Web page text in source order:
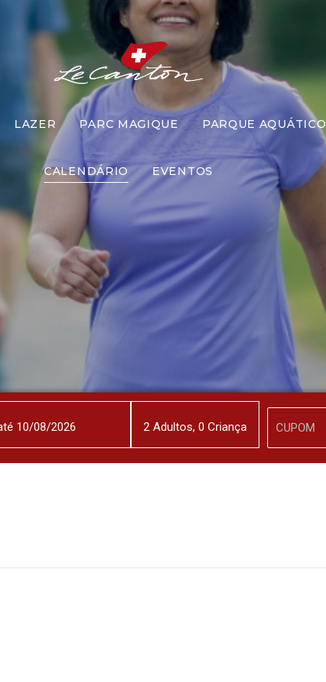
LAZER PARC MAGIQUE PARQUE AQUÁTICO
CALENDÁRIO EVENTOS
2Adultos, 0 Criança